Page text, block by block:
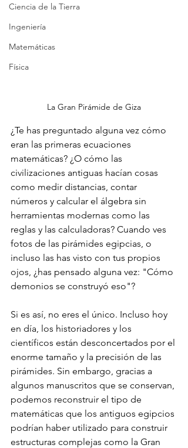
Ciencia de la Tierra
Ingeniería
Matemáticas
Física
La Gran Pirámide de Giza
¿Te has preguntado alguna vez cómo
eran las primeras ecuaciones
matemáticas? ¿O cómo las
civilizaciones antiguas hacían cosas
como medir distancias, contar
números y calcular el álgebra sin
herramientas modernas como las
reglas y las calculadoras? Cuando ves
fotos de las pirámides egipcias, o
incluso las has visto con tus propios
ojos, ¿has pensado alguna vez: "Cómo
demonios se construyó eso"?
Si es así, no eres el único. Incluso hoy
en día, los historiadores y los
científicos están desconcertados por el
enorme tamaño y la precisión de las
pirámides. Sin embargo, gracias a
algunos manuscritos que se conservan,
podemos reconstruir el tipo de
matemáticas que los antiguos egipcios
podrían haber utilizado para construir
estructuras complejas como la Gran